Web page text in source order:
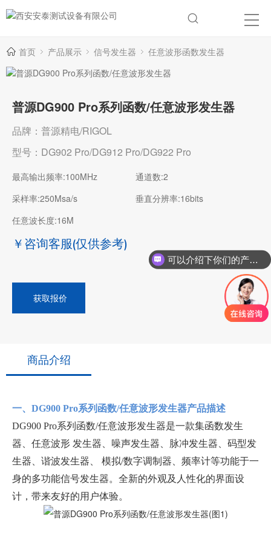
首页 产品展示 信号发生器 任意波形函数发生器
普源DG900 Pro系列函数/任意波形发生器
品牌：普源精电/RIGOL
型号：DG902 Pro/DG912 Pro/DG922 Pro
最高输出频率:100MHz
通道数:2
采样率:250Msa/s
垂直分辨率:16bits
任意波长度:16M
￥咨询客服(仅供参考)
获取报价
商品介绍
一、DG900 Pro系列函数/任意波形发生器产品描述
DG900 Pro系列函数/任意波形发生器是一款集函数发生
器、任意波形 发生器、噪声发生器、脉冲发生器、码型发
生器、谐波发生器、 模拟/数字调制器、频率计等功能于一
身的多功能信号发生器。全新的外观及人性化的界面设
计，带来友好的用户体验。
可以介绍下你们的产品么？